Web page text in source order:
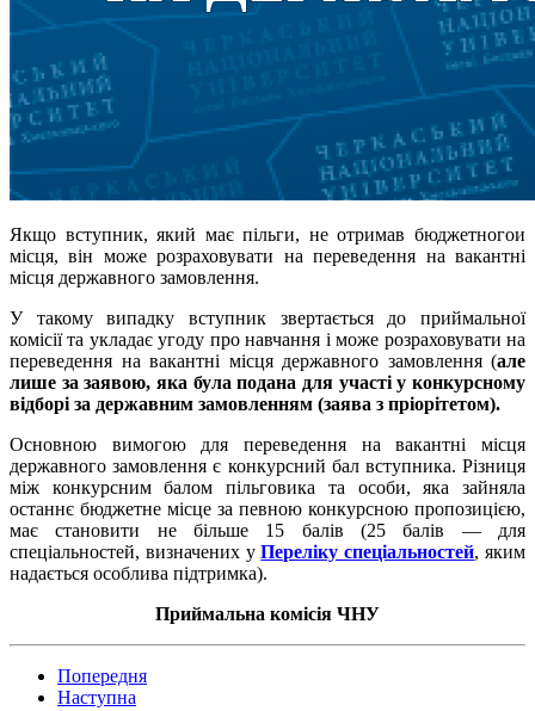
Якщо вступник, який має пільги, не отримав бюджетногои
місця, він може розраховувати на переведення на вакантні
місця державного замовлення.
У такому випадку вступник звертається до приймальної
комісії та укладає угоду про навчання і може розраховувати на
переведення на вакантні місця державного замовлення (але
лише за заявою, яка була подана для участі у конкурсному
відборі за державним замовленням (заява з пріорітетом).
Основною вимогою для переведення на вакантні місця
державного замовлення є конкурсний бал вступника. Різниця
між конкурсним балом пільговика та особи, яка зайняла
останнє бюджетне місце за певною конкурсною пропозицією,
має становити не більше 15 балів (25 балів — для
спеціальностей, визначених уПереліку спеціальностей, яким
надається особлива підтримка).
Приймальна комісія ЧНУ
Попередня
Наступна